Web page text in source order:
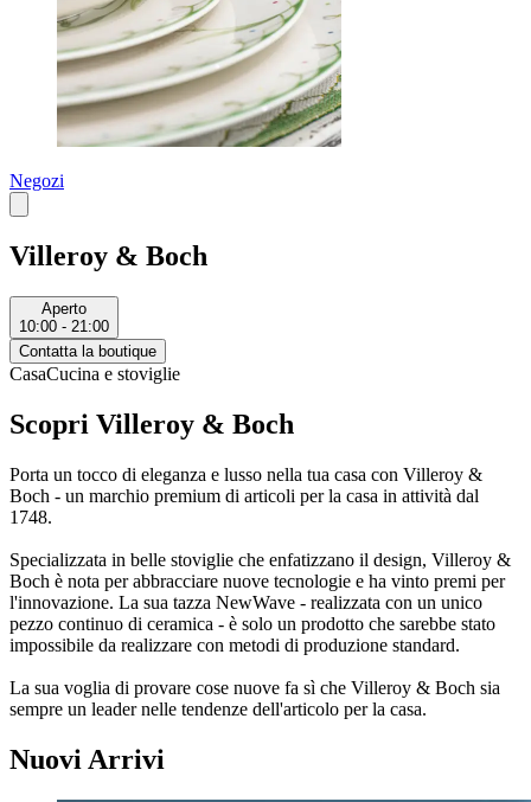
Negozi
Villeroy & Boch
Aperto
10:00 - 21:00
Contatta la boutique
CasaCucina e stoviglie
Scopri Villeroy & Boch
Porta un tocco di eleganza e lusso nella tua casa con Villeroy &
Boch - un marchio premium di articoli per la casa in attività dal
1748.
Specializzata in belle stoviglie che enfatizzano il design, Villeroy &
Boch è nota per abbracciare nuove tecnologie e ha vinto premi per
l'innovazione. La sua tazza NewWave - realizzata con un unico
pezzo continuo di ceramica - è solo un prodotto che sarebbe stato
impossibile da realizzare con metodi di produzione standard.
La sua voglia di provare cose nuove fa sì che Villeroy & Boch sia
sempre un leader nelle tendenze dell'articolo per la casa.
Nuovi Arrivi